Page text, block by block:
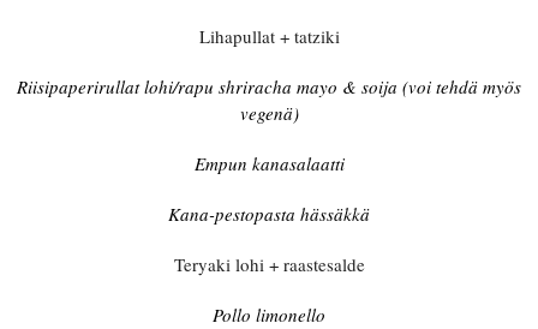
Lihapullat + tatziki
Riisipaperirullat lohi/rapu shriracha mayo & soija (voi tehdä myös
vegenä)
Empun kanasalaatti
Kana-pestopasta hässäkkä
Teryaki lohi + raastesalde
Pollo limonello